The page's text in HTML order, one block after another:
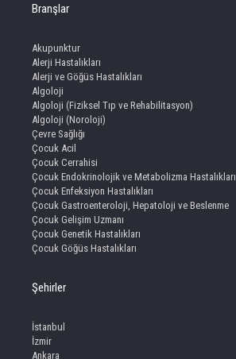
Branşlar
Akupunktur
Alerji Hastalıkları
Alerji ve Göğüs Hastalıkları
Algoloji
Algoloji (Fiziksel Tıp ve Rehabilitasyon)
Algoloji (Noroloji)
Çevre Sağlığı
Çocuk Acil
Çocuk Cerrahisi
Çocuk Endokrinolojik ve Metabolizma Hastalıkları
Çocuk Enfeksiyon Hastalıkları
Çocuk Gastroenteroloji, Hepatoloji ve Beslenme
Çocuk Gelişim Uzmanı
Çocuk Genetik Hastalıkları
Çocuk Göğüs Hastalıkları
Şehirler
İstanbul
İzmir
Ankara